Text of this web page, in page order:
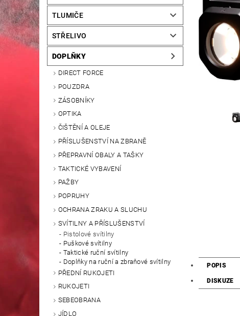
TLUMIČE
STŘELIVO
DOPLŇKY
DIRECT FORCE
POUZDRA
ZÁSOBNÍKY
OPTIKA
ČIŠTĚNÍ A OLEJE
PŘÍSLUŠENSTVÍ NA ZBRANĚ
PŘEPRAVNÍ OBALY A TAŠKY
TAKTICKÉ VYBAVENÍ
PAŽBY
POPRUHY
OCHRANA ZRAKU A SLUCHU
SVÍTILNY A PŘÍSLUŠENSTVÍ
Pistolové svítilny
Puškové svítilny
Taktické ruční svítilny
Doplňky na ruční a zbraňové svítilny
PŘEDNÍ RUKOJETI
RUKOJETI
SEBEOBRANA
JÍDLO
POPIS
DISKUZE